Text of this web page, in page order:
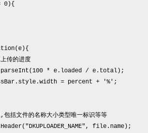
0){
传的进度
parseInt(100 * e.loaded / e.total);
= percent + '%';
括文件的名称大小类型唯一标识等等
file.name);